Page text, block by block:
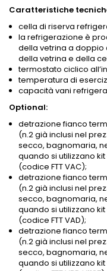
Caratteristiche
cella di riserva
la refrigerazione è
della vetrina a doppio
della vetrina e della
termostato ciclico
temperatura di
capacità vani
Optional:
detrazione fianco
(n.2 già inclusi nel
secco, bagnomaria,
quando si utilizzano
(codice FTT VAC);
detrazione fianco
(n.2 già inclusi nel
secco, bagnomaria,
quando si utilizzano
(codice FTT VAD);
detrazione fianco
(n.2 già inclusi nel
secco, bagnomaria,
quando si utilizzano